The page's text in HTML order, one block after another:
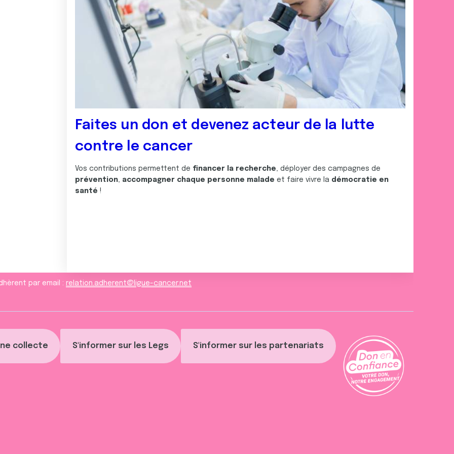
collecte S'informer sur les Legs S'informer sur les partenariats
Faites un don et devenez acteur de la lutte
contre le cancer
Vos contributions permettent de financer la recherche, déployer des campagnes de
prévention, accompagner chaque personne malade et faire vivre la démocratie en
santé !
par email : relation.adherent@ligue-cancer.net